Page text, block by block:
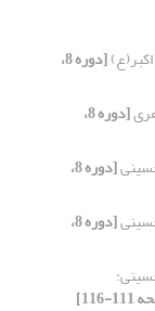
[دوره 8،
[دوره 8،
[دوره 8،
[دوره 8،